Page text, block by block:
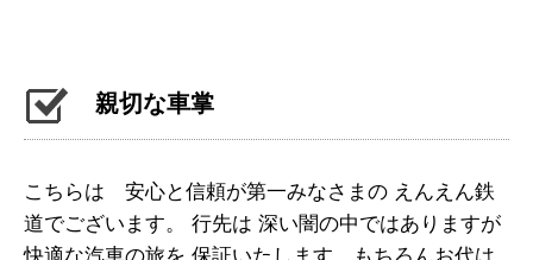
親切な車掌
こちらは 安心と信頼が第一みなさまの えんえん鉄
道でございます。 行先は 深い闇の中ではありますが